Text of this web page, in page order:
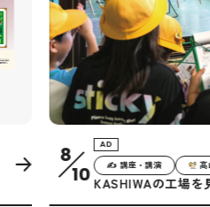
8
10
AD
✍ 講座・講演 高
KASHIWAの工場を